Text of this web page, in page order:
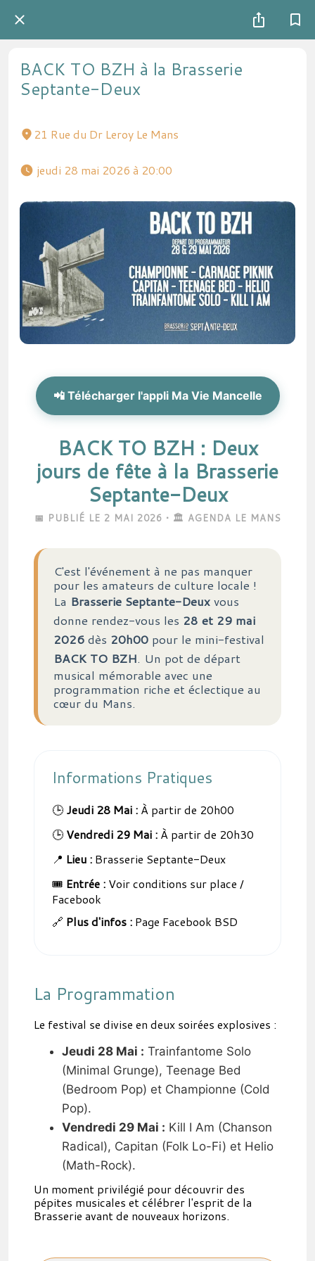
BACK TO BZH à la Brasserie
Septante-Deux
21 Rue du Dr Leroy Le Mans
jeudi 28 mai 2026 à 20:00
📲 Télécharger l'appli Ma Vie Mancelle
BACK TO BZH : Deux
jours de fête à la Brasserie
Septante-Deux
📅 PUBLIÉ LE 2 MAI 2026 • 🏛️ AGENDA LE MANS
C'est l'événement à ne pas manquer
pour les amateurs de culture locale !
La Brasserie Septante-Deux vous
donne rendez-vous les 28 et 29 mai
2026 dès 20h00 pour le mini-festival
BACK TO BZH. Un pot de départ
musical mémorable avec une
programmation riche et éclectique au
cœur du Mans.
Informations Pratiques
🕒 Jeudi 28 Mai : À partir de 20h00
🕒 Vendredi 29 Mai : À partir de 20h30
📍 Lieu : Brasserie Septante-Deux
🎟️ Entrée : Voir conditions sur place /
Facebook
🔗 Plus d'infos : Page Facebook BSD
La Programmation
Le festival se divise en deux soirées explosives :
Jeudi 28 Mai : Trainfantome Solo
(Minimal Grunge), Teenage Bed
(Bedroom Pop) et Championne (Cold
Pop).
Vendredi 29 Mai : Kill I Am (Chanson
Radical), Capitan (Folk Lo-Fi) et Helio
(Math-Rock).
Un moment privilégié pour découvrir des
pépites musicales et célébrer l'esprit de la
Brasserie avant de nouveaux horizons.